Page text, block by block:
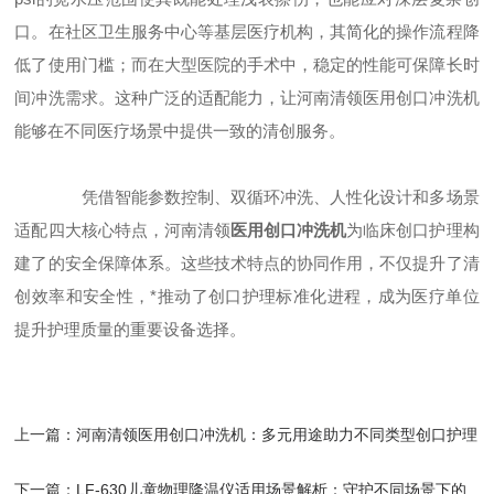
口。在社区卫生服务中心等基层医疗机构，其简化的操作流程降
低了使用门槛；而在大型医院的手术中，稳定的性能可保障长时
间冲洗需求。这种广泛的适配能力，让河南清领医用创口冲洗机
能够在不同医疗场景中提供一致的清创服务。
凭借智能参数控制、双循环冲洗、人性化设计和多场景
适配四大核心特点，河南清领医用创口冲洗机为临床创口护理构
建了的安全保障体系。这些技术特点的协同作用，不仅提升了清
创效率和安全性，*推动了创口护理标准化进程，成为医疗单位
提升护理质量的重要设备选择。
上一篇：河南清领医用创口冲洗机：多元用途助力不同类型创口护理​
下一篇： LF-630儿童物理降温仪适用场景解析：守护不同场景下的